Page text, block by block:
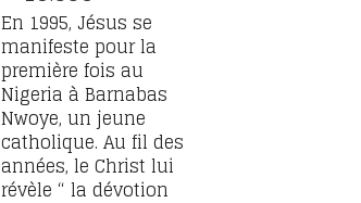
En 1995, Jésus se
manifeste pour la
première fois au
Nigeria à Barnabas
Nwoye, un jeune
catholique. Au fil des
années, le Christ lui
révèle “ la dévotion